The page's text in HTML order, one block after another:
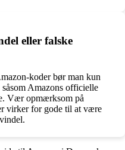
eller falske
koder bør man kun
Amazons officielle
Vær opmærksom på
virker for gode til at være